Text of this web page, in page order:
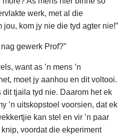
werk, met al die
jou, kom jy nie die tyd agter nie!”
gewerk Prof?”
want as ’n mens ’n
moet jy aanhou en dit voltooi.
tjaila tyd nie. Daarom het ek
’n uitskopstoel voorsien, dat ek
kan stel en vir ’n paar
knip, voordat die ekperiment